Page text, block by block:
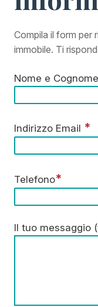
Compila il form per
immobile. Ti
Nome e Cognome
Indirizzo Email *
Telefono*
Il tuo messaggio